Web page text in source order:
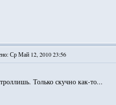
Ср Май 12, 2010 23:56
Только скучно как-то...